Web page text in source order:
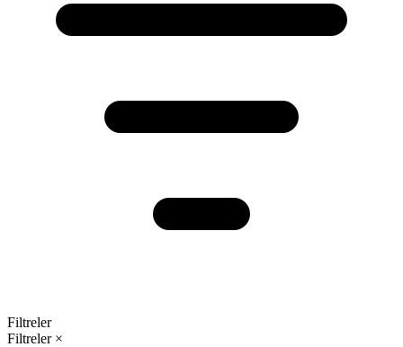
Filtreler
Filtreler ×